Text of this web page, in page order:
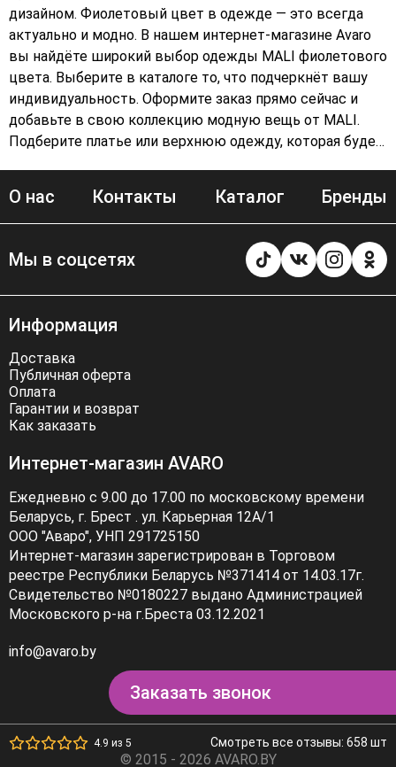
дизайном. Фиолетовый цвет в одежде — это всегда
актуально и модно. В нашем интернет-магазине Avaro
вы найдёте широкий выбор одежды MALI фиолетового
цвета. Выберите в каталоге то, что подчеркнёт вашу
индивидуальность. Оформите заказ прямо сейчас и
добавьте в свою коллекцию модную вещь от MALI.
Подберите платье или верхнюю одежду, которая будет
дизайн — всё это вы найдёте в одежде MALI.
Заказывайте и наслаждайтесь комфортом и стилем!
О нас Контакты Каталог Бренды
Мы в соцсетях
Информация
Доставка
Публичная оферта
Оплата
Гарантии и возврат
Как заказать
Интернет-магазин AVARO
Ежедневно с 9.00 до 17.00 по московскому времени
Беларусь, г. Брест . ул. Карьерная 12А/1
ООО "Аваро", УНП 291725150
Интернет-магазин зарегистрирован в Торговом
реестре Республики Беларусь №371414 от 14.03.17г.
Свидетельство №0180227 выдано Администрацией
Московского р-на г.Бреста 03.12.2021
info@avaro.by
Заказать звонок
4.9 из 5 Смотреть все отзывы: 658 шт
© 2015 - 2026 AVARO.BY